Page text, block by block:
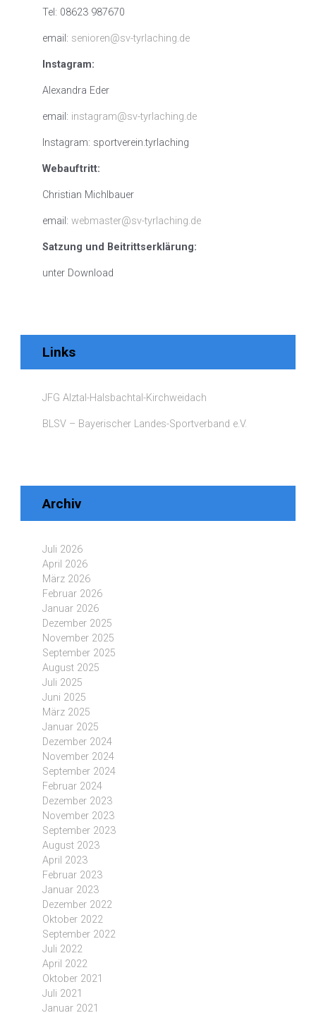
Tel: 08623 987670
email: senioren@sv-tyrlaching.de
Instagram:
Alexandra Eder
email: instagram@sv-tyrlaching.de
Instagram: sportverein.tyrlaching
Webauftritt:
Christian Michlbauer
email: webmaster@sv-tyrlaching.de
Satzung und Beitrittserklärung:
unter Download
Links
JFG Alztal-Halsbachtal-Kirchweidach
BLSV – Bayerischer Landes-Sportverband e.V.
Archiv
Juli 2026
April 2026
März 2026
Februar 2026
Januar 2026
Dezember 2025
November 2025
September 2025
August 2025
Juli 2025
Juni 2025
März 2025
Januar 2025
Dezember 2024
November 2024
September 2024
Februar 2024
Dezember 2023
November 2023
September 2023
August 2023
April 2023
Februar 2023
Januar 2023
Dezember 2022
Oktober 2022
September 2022
Juli 2022
April 2022
Oktober 2021
Juli 2021
Januar 2021